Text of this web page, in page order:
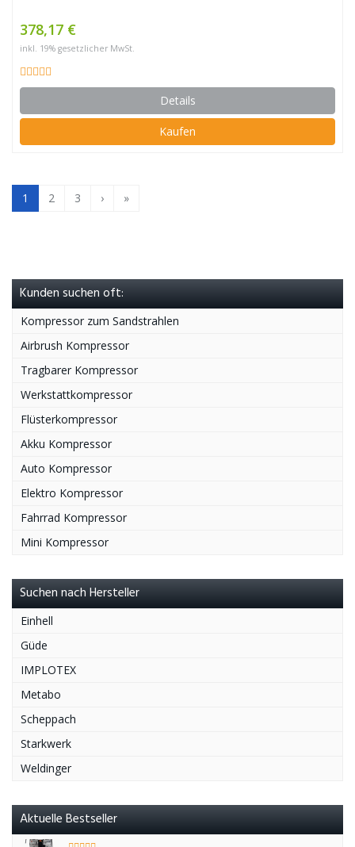
378,17 €
inkl. 19% gesetzlicher MwSt.
Details
Kaufen
1 2 3 › »
Kunden suchen oft:
Kompressor zum Sandstrahlen
Airbrush Kompressor
Tragbarer Kompressor
Werkstattkompressor
Flüsterkompressor
Akku Kompressor
Auto Kompressor
Elektro Kompressor
Fahrrad Kompressor
Mini Kompressor
Suchen nach Hersteller
Einhell
Güde
IMPLOTEX
Metabo
Scheppach
Starkwerk
Weldinger
Aktuelle Bestseller